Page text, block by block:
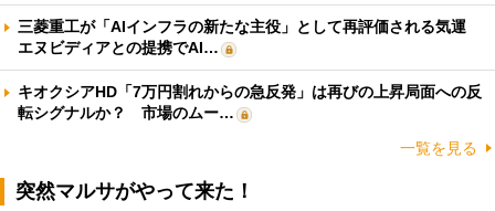
三菱重工が「AIインフラの新たな主役」として再評価される気運
エヌビディアとの提携でAI…
キオクシアHD「7万円割れからの急反発」は再びの上昇局面への反
転シグナルか？ 市場のムー…
一覧を見る
突然マルサがやって来た！